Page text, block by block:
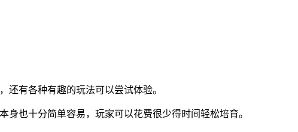
还有各种有趣的玩法可以尝试体验。
身也十分简单容易，玩家可以花费很少得时间轻松培育。